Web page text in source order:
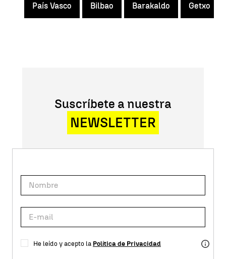
País Vasco Bilbao Barakaldo Getxo
Suscríbete a nuestra
NEWSLETTER
He leído y acepto la Política de Privacidad